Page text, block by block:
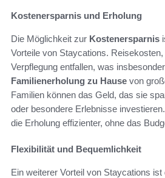
Kostenersparnis und Erholung
Die Möglichkeit zur Kostenersparnis
Vorteile von Staycations.
Verpflegung entfallen, was
Familienerholung zu Hause von
Familien können das Geld, das sie
oder besondere Erlebnisse
die Erholung effizienter, ohne das
Flexibilität und Bequemlichkeit
Ein weiterer Vorteil von Staycations ist